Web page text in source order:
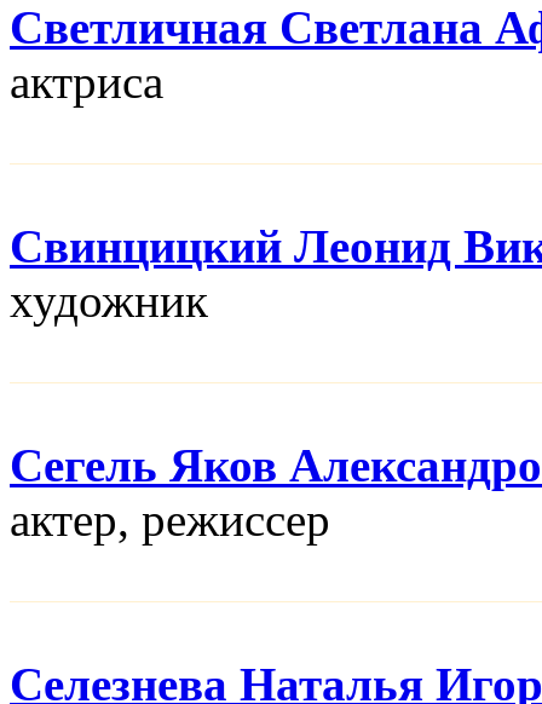
Светличная Светлана
актриса
Свинцицкий Леонид
художник
Сегель Яков
актер, режисcер
Селезнева Наталья